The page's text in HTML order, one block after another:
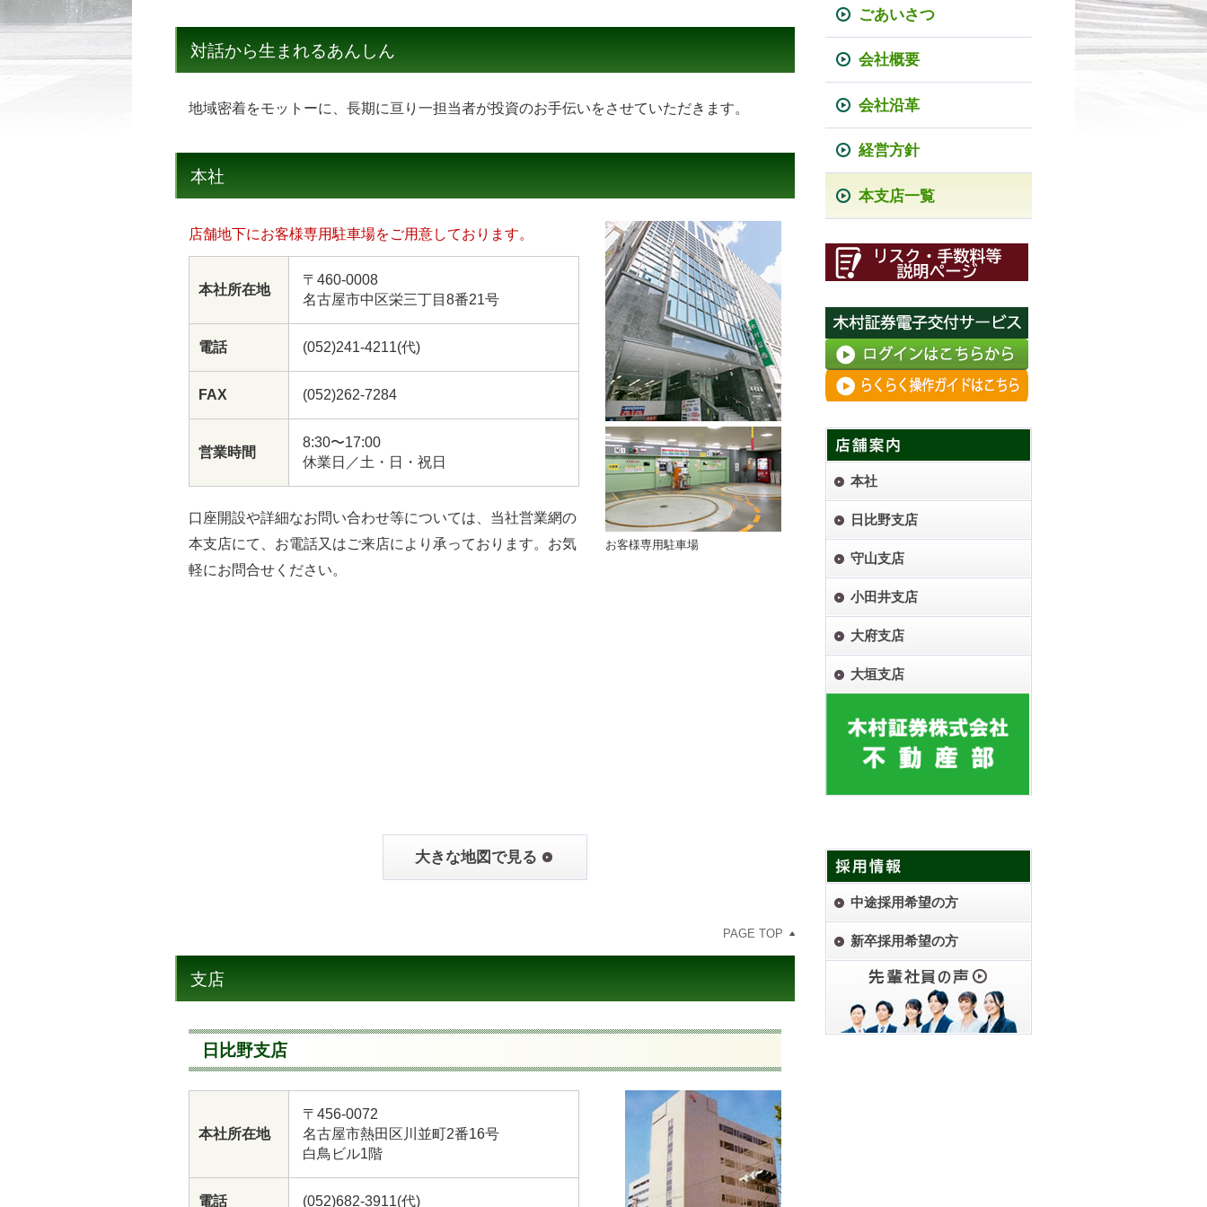
対話から生まれるあんしん
地域密着をモットーに、長期に亘り一担当者が投資のお手伝いをさせていただきます。
本社
店舗地下にお客様専用駐車場をご用意しております。
本社所在地
〒460-0008
名古屋市中区栄三丁目8番21号
電話 (052)241-4211(代)
FAX (052)262-7284
営業時間
8:30〜17:00
休業日／土・日・祝日
口座開設や詳細なお問い合わせ等については、当社営業網の
本支店にて、お電話又はご来店により承っております。お気
軽にお問合せください。
お客様専用駐車場
大きな地図で見る
PAGE TOP
支店
日比野支店
本社所在地
〒456-0072
名古屋市熱田区川並町2番16号
白鳥ビル1階
電話 (052)682-3911(代)
ごあいさつ
会社概要
会社沿革
経営方針
本支店一覧
本社
日比野支店
守山支店
小田井支店
大府支店
大垣支店
中途採用希望の方
新卒採用希望の方